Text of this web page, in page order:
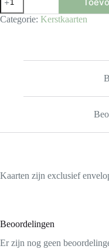
donkerrood
aantal
Categorie: Kerstkaarten
Kaarten zijn exclusief
Beoordelingen
Er zijn nog geen